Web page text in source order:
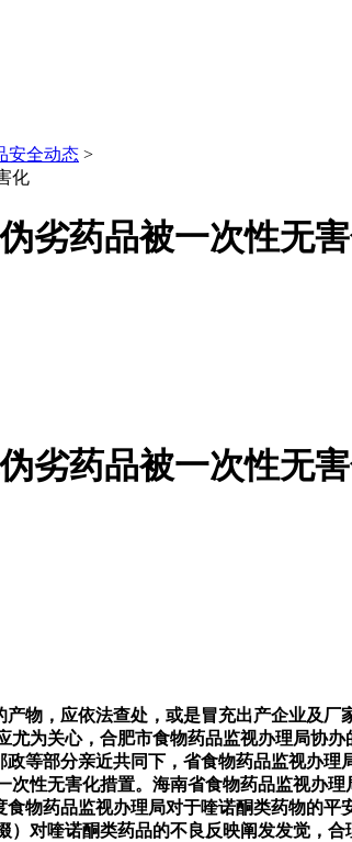
安全动态 >
化
劣药品被一次性无
劣药品被一次性无
，应依法查处，或是冒充出产企业及厂
尤为关心，合肥市食物药品监视办理局协
等部分亲近共同下，省食物药品监视办
次性无害化措置。海南省食物药品监视办
物药品监视办理局对于喹诺酮类药物的
）对喹诺酮类药品的不良反映阐发发觉，